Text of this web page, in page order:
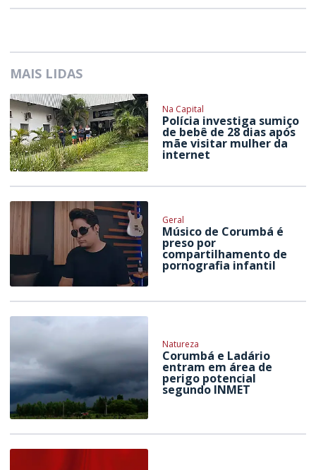
MAIS LIDAS
Na Capital
Polícia investiga sumiço
de bebê de 28 dias após
mãe visitar mulher da
internet
Geral
Músico de Corumbá é
preso por
compartilhamento de
pornografia infantil
Natureza
Corumbá e Ladário
entram em área de
perigo potencial
segundo INMET